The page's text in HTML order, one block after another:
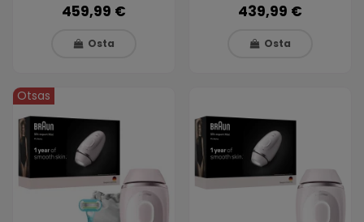
459,99 €
Osta
439,99 €
Osta
Otsas